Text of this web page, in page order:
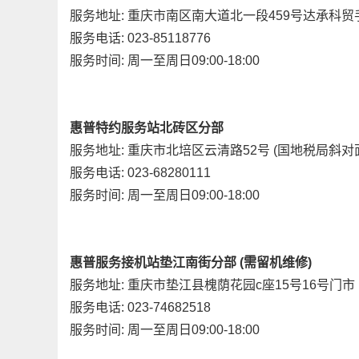
服务地址: 重庆市南区南大道北一段459号达承科贸
服务电话: 023-85118776
服务时间: 周一至周日09:00-18:00
惠普特约服务站北砖区分部
服务地址: 重庆市北培区云清路52号 (国地税局斜对
服务电话: 023-68280111
服务时间: 周一至周日09:00-18:00
惠普服务接机站垫江南街分部 (需留机维修)
服务地址: 重庆市垫江县槐荫花园c座15号16号门市
服务电话: 023-74682518
服务时间: 周一至周日09:00-18:00